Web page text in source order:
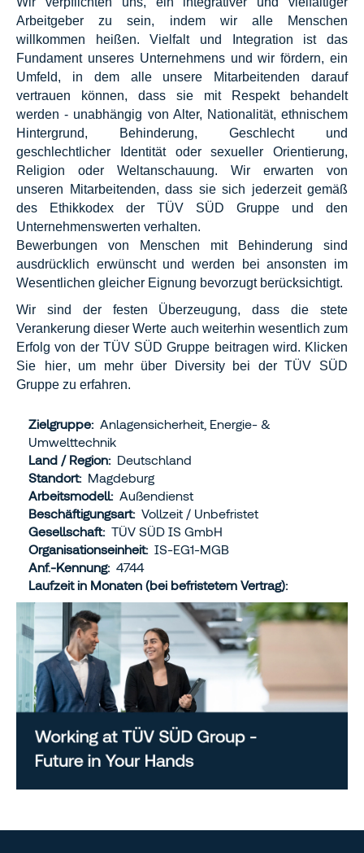
Arbeitgeber zu sein, indem wir alle Menschen
willkommen heißen. Vielfalt und Integration ist das
Fundament unseres Unternehmens und wir fördern, ein
Umfeld, in dem alle unsere Mitarbeitenden darauf
vertrauen können, dass sie mit Respekt behandelt
werden - unabhängig von Alter, Nationalität, ethnischem
Hintergrund, Behinderung, Geschlecht und
geschlechtlicher Identität oder sexueller Orientierung,
Religion oder Weltanschauung. Wir erwarten von
unseren Mitarbeitenden, dass sie sich jederzeit gemäß
des Ethikkodex der TÜV SÜD Gruppe und den
Unternehmenswerten verhalten.
Bewerbungen von Menschen mit Behinderung sind
ausdrücklich erwünscht und werden bei ansonsten im
Wesentlichen gleicher Eignung bevorzugt berücksichtigt.
Wir sind der festen Überzeugung, dass die stete
Verankerung dieser Werte auch weiterhin wesentlich zum
Erfolg von der TÜV SÜD Gruppe beitragen wird. Klicken
Sie
hier, um mehr über Diversity bei der TÜV SÜD
Gruppe zu erfahren.
Zielgruppe: Anlagensicherheit, Energie- &
Umwelttechnik
Land / Region: Deutschland
Standort: Magdeburg
Arbeitsmodell: Außendienst
Beschäftigungsart: Vollzeit / Unbefristet
Gesellschaft: TÜV SÜD IS GmbH
Organisationseinheit: IS-EG1-MGB
Anf.-Kennung: 4744
Laufzeit in Monaten (bei befristetem Vertrag):